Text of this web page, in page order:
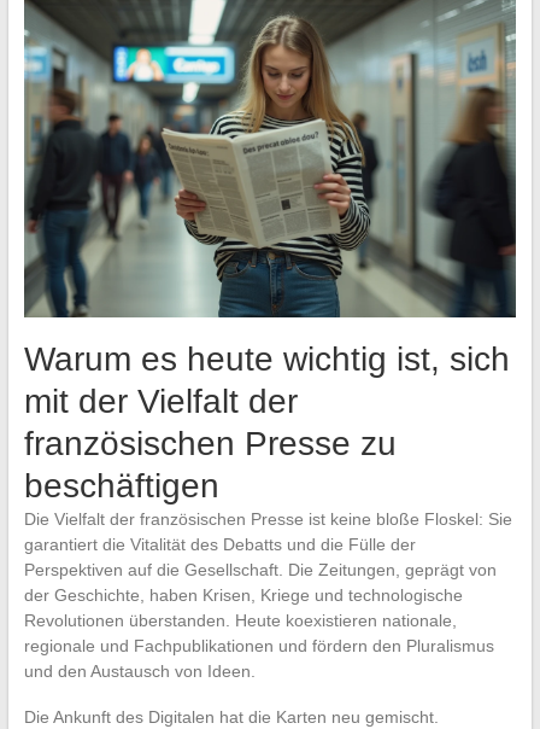
Warum es heute wichtig ist, sich
mit der Vielfalt der
französischen Presse zu
beschäftigen
Die Vielfalt der französischen Presse ist keine bloße Floskel: Sie
garantiert die Vitalität des Debatts und die Fülle der
Perspektiven auf die Gesellschaft. Die Zeitungen, geprägt von
der Geschichte, haben Krisen, Kriege und technologische
Revolutionen überstanden. Heute koexistieren nationale,
regionale und Fachpublikationen und fördern den Pluralismus
und den Austausch von Ideen.
Die Ankunft des Digitalen hat die Karten neu gemischt.